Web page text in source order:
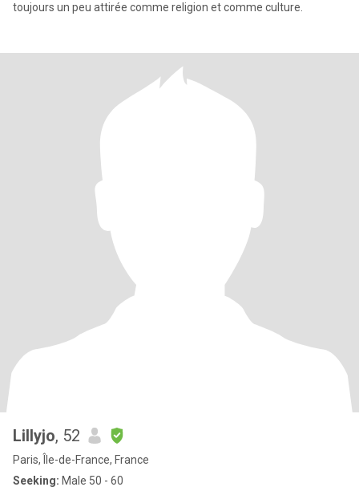
toujours un peu attirée comme religion et comme culture.
Lillyjo, 52
Paris, Île-de-France, France
Seeking: Male 50 - 60